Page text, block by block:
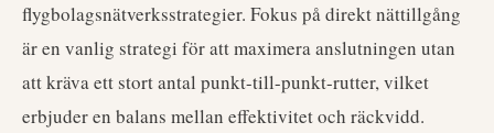
flygbolagsnätverksstrategier. Fokus på direkt nättillgång
är en vanlig strategi för att maximera anslutningen utan
att kräva ett stort antal punkt-till-punkt-rutter, vilket
erbjuder en balans mellan effektivitet och räckvidd.